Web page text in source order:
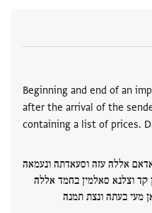
Beginning and end of an
after the arrival of the
containing a list of prices.
אללה עזה וסעאדתה ונעמאה
וצלנא סאלמין בחמד אללה
מעי בעתה ונצת תמנה